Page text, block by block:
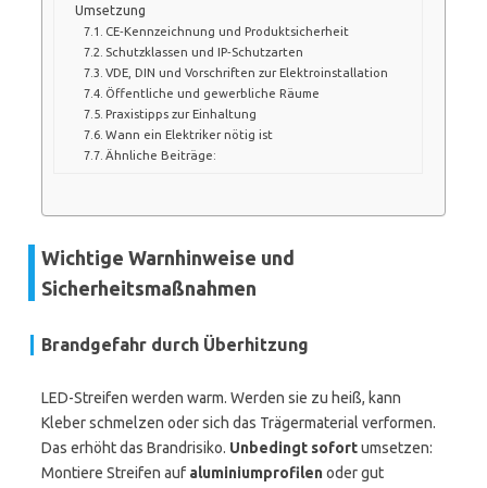
Umsetzung
CE‑Kennzeichnung und Produktsicherheit
Schutzklassen und IP‑Schutzarten
VDE, DIN und Vorschriften zur Elektroinstallation
Öffentliche und gewerbliche Räume
Praxistipps zur Einhaltung
Wann ein Elektriker nötig ist
Ähnliche Beiträge:
Wichtige Warnhinweise und
Sicherheitsmaßnahmen
Brandgefahr durch Überhitzung
LED-Streifen werden warm. Werden sie zu heiß, kann
Kleber schmelzen oder sich das Trägermaterial verformen.
Das erhöht das Brandrisiko. Unbedingt sofortumsetzen:
Montiere Streifen auf aluminiumprofilenoder gut